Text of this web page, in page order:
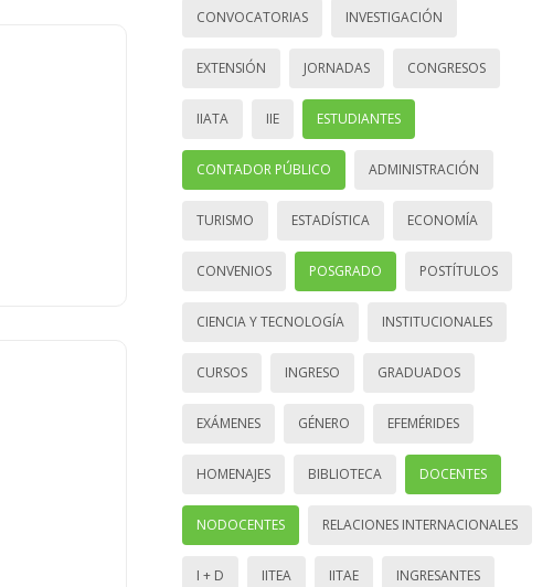
CONVOCATORIAS INVESTIGACIÓN
EXTENSIÓN JORNADAS CONGRESOS
IIATA IIE ESTUDIANTES
CONTADOR PÚBLICO ADMINISTRACIÓN
TURISMO ESTADÍSTICA ECONOMÍA
CONVENIOS POSGRADO POSTÍTULOS
CIENCIA Y TECNOLOGÍA INSTITUCIONALES
CURSOS INGRESO GRADUADOS
EXÁMENES GÉNERO EFEMÉRIDES
HOMENAJES BIBLIOTECA DOCENTES
NODOCENTES RELACIONES INTERNACIONALES
I + D IITEA IITAE INGRESANTES